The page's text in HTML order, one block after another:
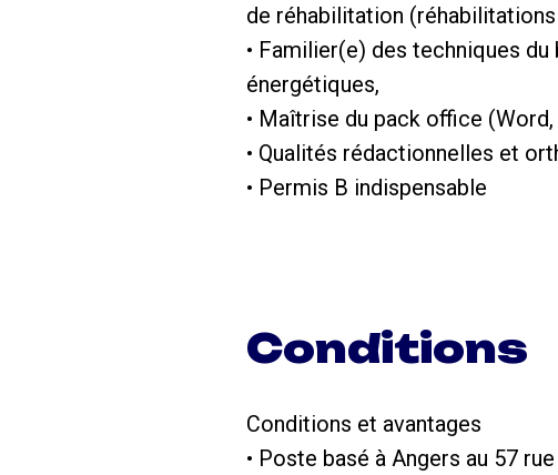
de réhabilitation
• Familier(e) des techniques
énergétiques,
• Maîtrise du pack office
• Qualités rédactionnelles et
• Permis B indispensable
Conditions
Conditions et avantages
• Poste basé à Angers au 57